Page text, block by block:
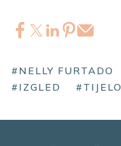
#NELLY FURTADO
#IZGLED
#TIJELO